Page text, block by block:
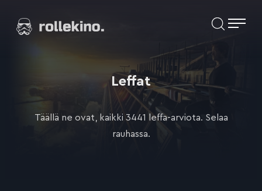
suoraan
Elokuvat ja elokuva-arviot | Rollekino.fi
Leffat
Täällä ne ovat, kaikki 3441 leffa-arviota. Selaa
rauhassa.